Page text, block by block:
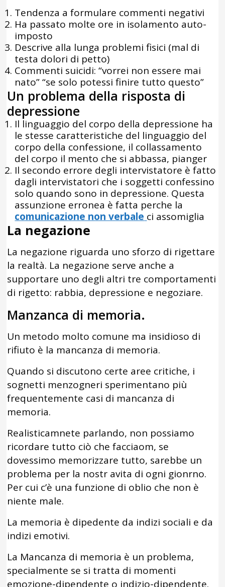
Tendenza a formulare commenti negativi
Ha passato molte ore in isolamento auto-
imposto
Descrive alla lunga problemi fisici (mal di
testa dolori di petto)
Commenti suicidi: “vorrei non essere mai
nato” “se solo potessi finire tutto questo”
Un problema della risposta di
depressione
Il linguaggio del corpo della depressione ha
le stesse caratteristiche del linguaggio del
corpo della confessione, il collassamento
del corpo il mento che si abbassa, pianger
Il secondo errore degli intervistatore è fatto
dagli intervistatori che i soggetti confessino
solo quando sono in depressione. Questa
assunzione erronea è fatta perche la
comunicazione non verbale ci assomiglia
La negazione
La negazione riguarda uno sforzo di rigettare
la realtà. La negazione serve anche a
supportare uno degli altri tre comportamenti
di rigetto: rabbia, depressione e negoziare.
Manzanca di memoria.
Un metodo molto comune ma insidioso di
rifiuto è la mancanza di memoria.
Quando si discutono certe aree critiche, i
sognetti menzogneri sperimentano più
frequentemente casi di mancanza di
memoria.
Realisticamnete parlando, non possiamo
ricordare tutto ciò che facciaom, se
dovessimo memorizzare tutto, sarebbe un
problema per la nostr avita di ogni gionrno.
Per cui c’è una funzione di oblio che non è
niente male.
La memoria è dipedente da indizi sociali e da
indizi emotivi.
La Mancanza di memoria è un problema,
specialmente se si tratta di momenti
emozione-dipendente o indizio-dipendente.